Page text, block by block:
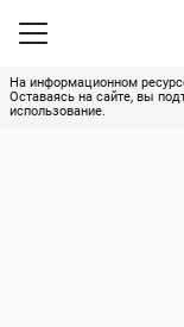
На информационном
Оставаясь на сайте, вы
использование.